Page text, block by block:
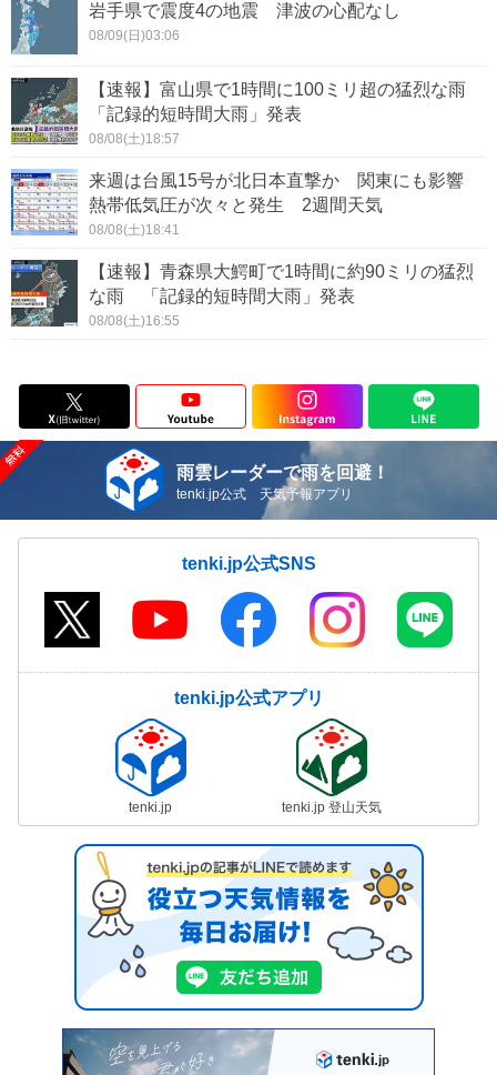
岩手県で震度4の地震 津波の心配なし
08/09(日)03:06
【速報】富山県で1時間に100ミリ超の猛烈な雨
「記録的短時間大雨」発表
08/08(土)18:57
来週は台風15号が北日本直撃か 関東にも影響
熱帯低気圧が次々と発生 2週間天気
08/08(土)18:41
【速報】青森県大鰐町で1時間に約90ミリの猛烈
な雨 「記録的短時間大雨」発表
08/08(土)16:55
雨雲レーダーで雨を回避！
tenki.jp公式 天気予報アプリ
tenki.jp公式SNS
tenki.jp公式アプリ
tenki.jp tenki.jp 登山天気